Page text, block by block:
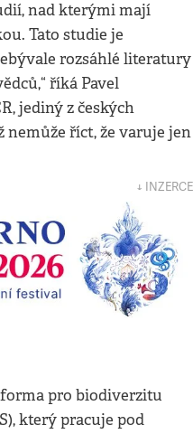
nad kterými mají
Tato studie je
rozsáhlé literatury
říká Pavel
jediný z českých
nemůže říct, že varuje jen
↓ INZERCE
pro biodiverzitu
který pracuje pod